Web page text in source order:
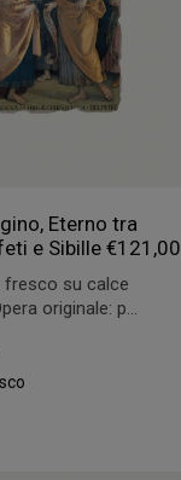
Eterno tra
e Sibille €121,00
fresco su calce
originale: p...